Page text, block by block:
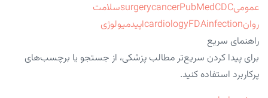
عمومی
surgerycancerPubMedCDC
سلامت
روان
cardiologyFDAinfection
اپیدمیولوژی
راهنمای سریع
برای پیدا کردن سریع‌تر مطالب پزشکی، از جستجو یا برچسب‌های
پرکاربرد استفاده کنید.